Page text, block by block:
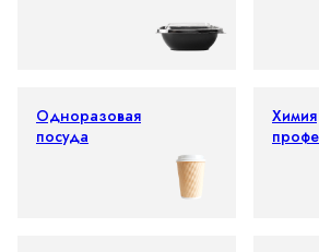
Одноразовая
посуда
Химия